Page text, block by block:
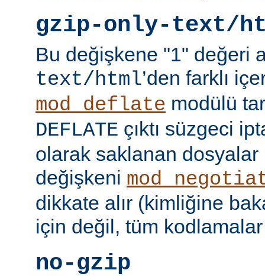
gzip-only-text/
Bu değişkene "1" değeri
text/html’den farklı
mod_deflate modülü
DEFLATE çıktı süzgeci
olarak saklanan dosyalar
değişkeni
dikkate alır (kimliğine
için değil, tüm
no-gzip